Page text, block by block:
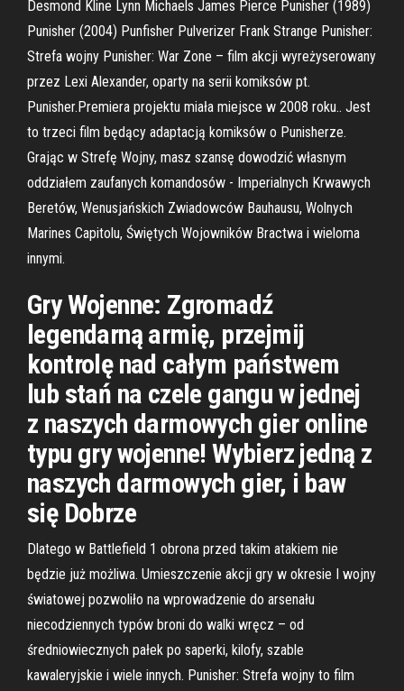
Desmond Kline Lynn Michaels James Pierce Punisher (1989)
Punisher (2004) Punfisher Pulverizer Frank Strange Punisher:
Strefa wojny Punisher: War Zone – film akcji wyreżyserowany
przez Lexi Alexander, oparty na serii komiksów pt.
Punisher.Premiera projektu miała miejsce w 2008 roku.. Jest
to trzeci film będący adaptacją komiksów o Punisherze.
Grając w Strefę Wojny, masz szansę dowodzić własnym
oddziałem zaufanych komandosów - Imperialnych Krwawych
Beretów, Wenusjańskich Zwiadowców Bauhausu, Wolnych
Marines Capitolu, Świętych Wojowników Bractwa i wieloma
innymi.
Gry Wojenne: Zgromadź
legendarną armię, przejmij
kontrolę nad całym państwem
lub stań na czele gangu w jednej
z naszych darmowych gier online
typu gry wojenne! Wybierz jedną z
naszych darmowych gier, i baw
się Dobrze
Dlatego w Battlefield 1 obrona przed takim atakiem nie
będzie już możliwa. Umieszczenie akcji gry w okresie I wojny
światowej pozwoliło na wprowadzenie do arsenału
niecodziennych typów broni do walki wręcz – od
średniowiecznych pałek po saperki, kilofy, szable
kawaleryjskie i wiele innych. Punisher: Strefa wojny to film